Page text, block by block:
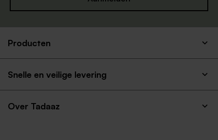
rechte klep
Producten
Snelle en veilige levering
Over Tadaaz